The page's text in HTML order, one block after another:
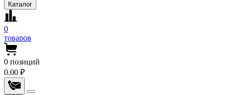
Каталог
0
товаров
0 позиций
0.00 ₽